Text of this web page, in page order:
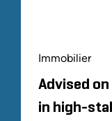
Immobilier
Advised
in high-